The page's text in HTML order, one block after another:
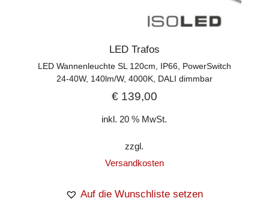
LED Trafos
LED Wannenleuchte SL 120cm, IP66, PowerSwitch
24-40W, 140lm/W, 4000K, DALI dimmbar
€139,00
inkl. 20 % MwSt.
zzgl.
Versandkosten
Auf die Wunschliste setzen